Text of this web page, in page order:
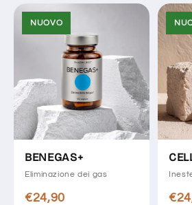
NUOVO
BENEGAS+
Eliminazione dei gas
€24,90